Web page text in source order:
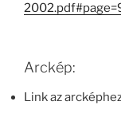
Arckép:
Link az